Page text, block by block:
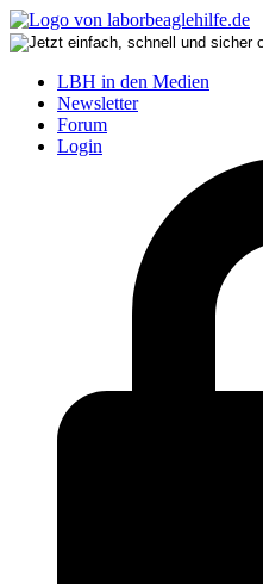
LBH in den Medien
Newsletter
Forum
Login